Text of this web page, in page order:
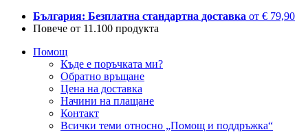
България: Безплатна стандартна доставка от € 79,90
Повече от 11.100 продукта
Помощ
Къде е поръчката ми?
Обратно връщане
Цена на доставка
Начини на плащане
Контакт
Всички теми относно „Помощ и поддръжка“